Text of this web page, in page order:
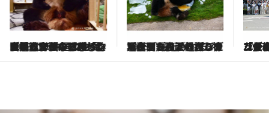
2025.11.22
メッセージを感じて竹を手渡すと…アドベンチャーワールドのパンダ飼育スタッフが「心が通じ合ったと感じた瞬間」、夢中になった良浜の“チャームポイント”に、中国でも見られる彩浜の“クセ” 2025.11.22
パンダたちが過ごした場所で“寝転がれる”特別企画も。アドベンチャーワールドのパンダイベントのこれから《永明、良浜の裏バナシ、スタッフ一押しの写真も》 「最後に竹をあげたパンダは…」和歌山のパンダ4頭の飼育スタッフが今だから明かす、パンダたちとの最後「そのとき初めて旅立ったんだなと実感した」